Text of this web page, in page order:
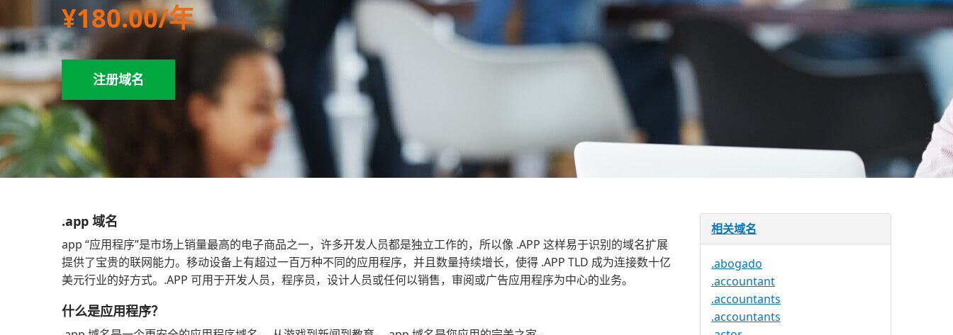
¥180.00/年
注册域名
.app 域名
app “应用程序”是市场上销量最高的电子商品之一，许多开发人员都是独立工作的，所以像 .APP 这样易于识别的域名扩展
提供了宝贵的联网能力。移动设备上有超过一百万种不同的应用程序，并且数量持续增长，使得 .APP TLD 成为连接数十亿
美元行业的好方式。.APP 可用于开发人员，程序员，设计人员或任何以销售，审阅或广告应用程序为中心的业务。
什么是应用程序？
相关域名
.abogado
.accountant
.accountants
.accountants